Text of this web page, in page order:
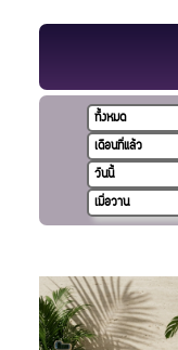
ทั้งหมด
เดือนที่แล้ว
วันนี้
เมื่อวาน